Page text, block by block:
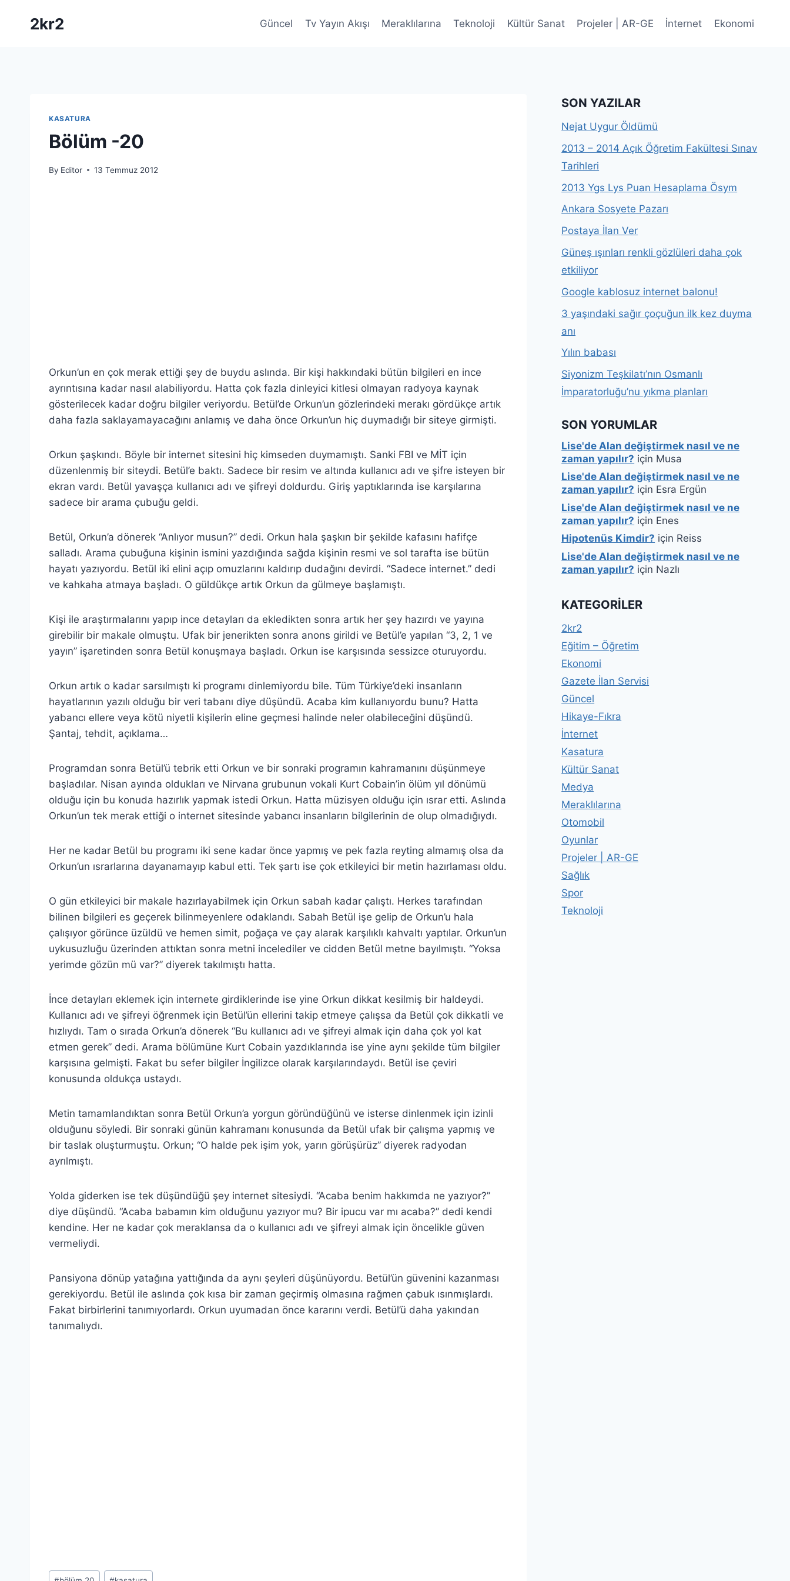
2kr2 Güncel Tv Yayın Akışı Meraklılarına Teknoloji Kültür Sanat Projeler | AR-GE İnternet Ekonomi
KASATURA
Bölüm -20
By Editor 13 Temmuz 2012
Orkun’un en çok merak ettiği şey de buydu aslında. Bir kişi hakkındaki bütün bilgileri en ince
ayrıntısına kadar nasıl alabiliyordu. Hatta çok fazla dinleyici kitlesi olmayan radyoya kaynak
gösterilecek kadar doğru bilgiler veriyordu. Betül’de Orkun’un gözlerindeki merakı gördükçe artık
daha fazla saklayamayacağını anlamış ve daha önce Orkun’un hiç duymadığı bir siteye girmişti.
Orkun şaşkındı. Böyle bir internet sitesini hiç kimseden duymamıştı. Sanki FBI ve MİT için
düzenlenmiş bir siteydi. Betül’e baktı. Sadece bir resim ve altında kullanıcı adı ve şifre isteyen bir
ekran vardı. Betül yavaşça kullanıcı adı ve şifreyi doldurdu. Giriş yaptıklarında ise karşılarına
sadece bir arama çubuğu geldi.
Betül, Orkun’a dönerek “Anlıyor musun?” dedi. Orkun hala şaşkın bir şekilde kafasını hafifçe
salladı. Arama çubuğuna kişinin ismini yazdığında sağda kişinin resmi ve sol tarafta ise bütün
hayatı yazıyordu. Betül iki elini açıp omuzlarını kaldırıp dudağını devirdi. “Sadece internet.” dedi
ve kahkaha atmaya başladı. O güldükçe artık Orkun da gülmeye başlamıştı.
Kişi ile araştırmalarını yapıp ince detayları da ekledikten sonra artık her şey hazırdı ve yayına
girebilir bir makale olmuştu. Ufak bir jenerikten sonra anons girildi ve Betül’e yapılan “3, 2, 1 ve
yayın” işaretinden sonra Betül konuşmaya başladı. Orkun ise karşısında sessizce oturuyordu.
Orkun artık o kadar sarsılmıştı ki programı dinlemiyordu bile. Tüm Türkiye’deki insanların
hayatlarının yazılı olduğu bir veri tabanı diye düşündü. Acaba kim kullanıyordu bunu? Hatta
yabancı ellere veya kötü niyetli kişilerin eline geçmesi halinde neler olabileceğini düşündü.
Şantaj, tehdit, açıklama…
Programdan sonra Betül’ü tebrik etti Orkun ve bir sonraki programın kahramanını düşünmeye
başladılar. Nisan ayında oldukları ve Nirvana grubunun vokali Kurt Cobain’in ölüm yıl dönümü
olduğu için bu konuda hazırlık yapmak istedi Orkun. Hatta müzisyen olduğu için ısrar etti. Aslında
Orkun’un tek merak ettiği o internet sitesinde yabancı insanların bilgilerinin de olup olmadığıydı.
Her ne kadar Betül bu programı iki sene kadar önce yapmış ve pek fazla reyting almamış olsa da
Orkun’un ısrarlarına dayanamayıp kabul etti. Tek şartı ise çok etkileyici bir metin hazırlaması oldu.
O gün etkileyici bir makale hazırlayabilmek için Orkun sabah kadar çalıştı. Herkes tarafından
bilinen bilgileri es geçerek bilinmeyenlere odaklandı. Sabah Betül işe gelip de Orkun’u hala
çalışıyor görünce üzüldü ve hemen simit, poğaça ve çay alarak karşılıklı kahvaltı yaptılar. Orkun’un
uykusuzluğu üzerinden attıktan sonra metni incelediler ve cidden Betül metne bayılmıştı. “Yoksa
yerimde gözün mü var?” diyerek takılmıştı hatta.
İnce detayları eklemek için internete girdiklerinde ise yine Orkun dikkat kesilmiş bir haldeydi.
Kullanıcı adı ve şifreyi öğrenmek için Betül’ün ellerini takip etmeye çalışsa da Betül çok dikkatli ve
hızlıydı. Tam o sırada Orkun’a dönerek “Bu kullanıcı adı ve şifreyi almak için daha çok yol kat
etmen gerek” dedi. Arama bölümüne Kurt Cobain yazdıklarında ise yine aynı şekilde tüm bilgiler
karşısına gelmişti. Fakat bu sefer bilgiler İngilizce olarak karşılarındaydı. Betül ise çeviri
konusunda oldukça ustaydı.
Metin tamamlandıktan sonra Betül Orkun’a yorgun göründüğünü ve isterse dinlenmek için izinli
olduğunu söyledi. Bir sonraki günün kahramanı konusunda da Betül ufak bir çalışma yapmış ve
bir taslak oluşturmuştu. Orkun; “O halde pek işim yok, yarın görüşürüz” diyerek radyodan
ayrılmıştı.
Yolda giderken ise tek düşündüğü şey internet sitesiydi. “Acaba benim hakkımda ne yazıyor?”
diye düşündü. “Acaba babamın kim olduğunu yazıyor mu? Bir ipucu var mı acaba?” dedi kendi
kendine. Her ne kadar çok meraklansa da o kullanıcı adı ve şifreyi almak için öncelikle güven
vermeliydi.
Pansiyona dönüp yatağına yattığında da aynı şeyleri düşünüyordu. Betül’ün güvenini kazanması
gerekiyordu. Betül ile aslında çok kısa bir zaman geçirmiş olmasına rağmen çabuk ısınmışlardı.
Fakat birbirlerini tanımıyorlardı. Orkun uyumadan önce kararını verdi. Betül’ü daha yakından
tanımalıydı.
Post
SON YAZILAR
Nejat Uygur Öldümü
2013 – 2014 Açık Öğretim Fakültesi Sınav
Tarihleri
2013 Ygs Lys Puan Hesaplama Ösym
Ankara Sosyete Pazarı
Postaya İlan Ver
Güneş ışınları renkli gözlüleri daha çok
etkiliyor
Google kablosuz internet balonu!
3 yaşındaki sağır çoçuğun ilk kez duyma
anı
Yılın babası
Siyonizm Teşkilatı’nın Osmanlı
İmparatorluğu’nu yıkma planları
SON YORUMLAR
Lise'de Alan değiştirmek nasıl ve ne
zaman yapılır? için Musa
Lise'de Alan değiştirmek nasıl ve ne
zaman yapılır? için Esra Ergün
Lise'de Alan değiştirmek nasıl ve ne
zaman yapılır? için Enes
Hipotenüs Kimdir? için Reiss
Lise'de Alan değiştirmek nasıl ve ne
zaman yapılır? için Nazlı
KATEGORILER
2kr2
Eğitim – Öğretim
Ekonomi
Gazete İlan Servisi
Güncel
Hikaye-Fıkra
İnternet
Kasatura
Kültür Sanat
Medya
Meraklılarına
Otomobil
Oyunlar
Projeler | AR-GE
Sağlık
Spor
Teknoloji